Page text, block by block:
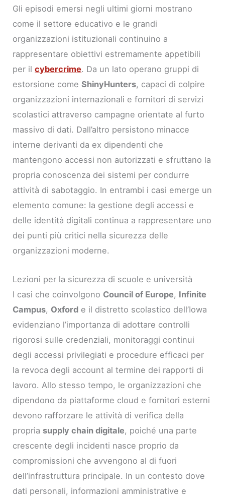
Gli episodi emersi negli ultimi giorni mostrano
come il settore educativo e le grandi
organizzazioni istituzionali continuino a
rappresentare obiettivi estremamente appetibili
per ilcybercrime. Da un lato operano gruppi di
estorsione comeShinyHunters, capaci di colpire
organizzazioni internazionali e fornitori di servizi
scolastici attraverso campagne orientate al furto
massivo di dati. Dall’altro persistono minacce
interne derivanti da ex dipendenti che
mantengono accessi non autorizzati e sfruttano la
propria conoscenza dei sistemi per condurre
attività di sabotaggio. In entrambi i casi emerge un
elemento comune: la gestione degli accessi e
delle identità digitali continua a rappresentare uno
dei punti più critici nella sicurezza delle
organizzazioni moderne.
Lezioni per la sicurezza di scuole e università
I casi che coinvolgono Council of Europe, Infinite
Campus, Oxford e il distretto scolastico dell’Iowa
evidenziano l’importanza di adottare controlli
rigorosi sulle credenziali, monitoraggi continui
degli accessi privilegiati e procedure efficaci per
la revoca degli account al termine dei rapporti di
lavoro. Allo stesso tempo, le organizzazioni che
dipendono da piattaforme cloud e fornitori esterni
devono rafforzare le attività di verifica della
propria supply chain digitale, poiché una parte
crescente degli incidenti nasce proprio da
compromissioni che avvengono al di fuori
dell’infrastruttura principale. In un contesto dove
dati personali, informazioni amministrative e